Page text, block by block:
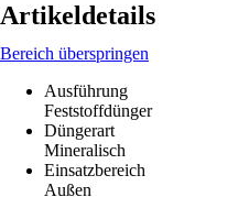
Artikeldetails
Bereich überspringen
Ausführung
Feststoffdünger
Düngerart
Mineralisch
Einsatzbereich
Außen